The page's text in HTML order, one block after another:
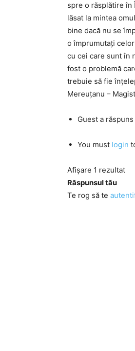
spre o răsplătire în
lăsat la mintea
bine dacă nu se
o împrumutați
cu cei care sunt în
fost o problemă
trebuie să fie
Mereuţanu –
Guest a răspuns
You must login
Afișare 1 rezultat
Răspunsul tău
Te rog să te